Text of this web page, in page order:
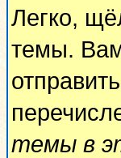
Легко,
темы.
темы в